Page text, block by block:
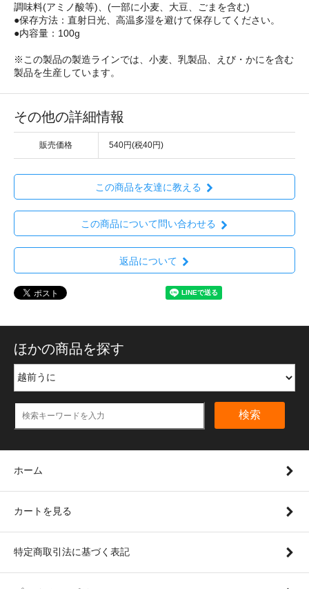
調味料(アミノ酸等)、(一部に小麦、大豆、ごまを含む)
●保存方法：直射日光、高温多湿を避けて保存してください。
●内容量：100g
※この製品の製造ラインでは、小麦、乳製品、えび・かにを含む
製品を生産しています。
その他の詳細情報
販売価格 540円(税40円)
この商品を友達に教える
この商品について問い合わせる
返品について
ほかの商品を探す
検索
ホーム
カートを見る
特定商取引法に基づく表記